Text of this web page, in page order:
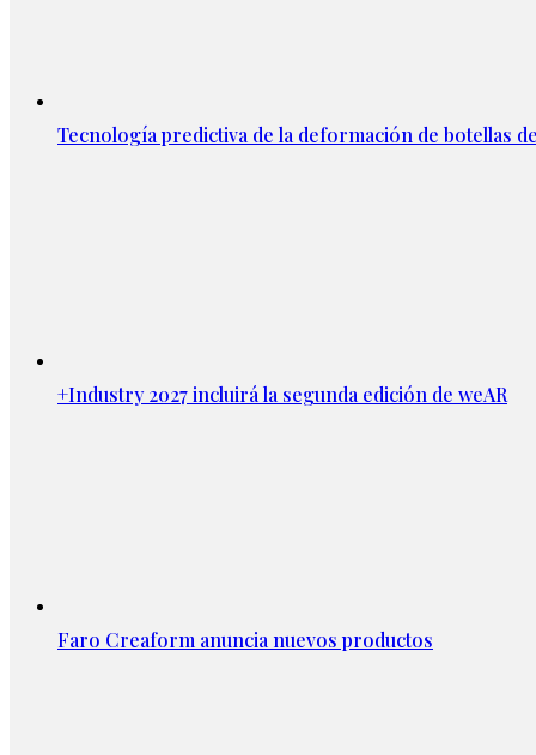
Tecnología predictiva de la deformación de botellas
+Industry 2027 incluirá la segunda edición de weAR
Faro Creaform anuncia nuevos productos